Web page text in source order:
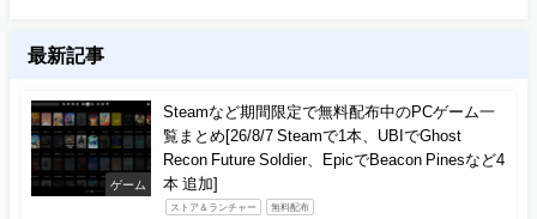
最新記事
ゲーム
Steamなど期間限定で無料配布中のPCゲーム一
覧まとめ[26/8/7 Steamで1本、UBIでGhost
Recon Future Soldier、EpicでBeacon Pinesなど4
本 追加]
ストア＆ランチャー 無料配布